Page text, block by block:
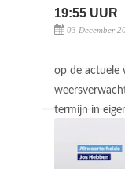
19:55 UUR
03 December
op de actuele
termijn in